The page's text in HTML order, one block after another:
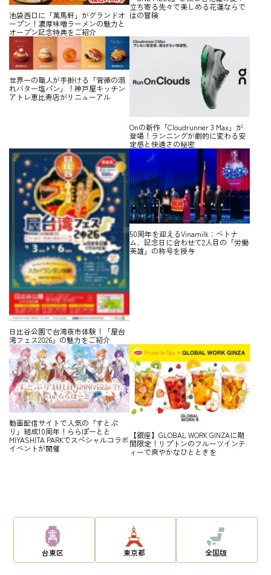
池袋西口に「萬馬軒」がグランドオ
ープン！濃厚味噌ラーメンの魅力と
オープン記念特典をご紹介
立ち寄る先々で楽しめる花蓮ならで
はの冒険
世界一の職人が手掛ける「背徳の溺
れバター塩パン」！神戸屋キッチン
アトレ恵比寿店がリニューアル
Onの新作「Cloudrunner 3 Max」が
登場！ランニングが劇的に変わる安
定感と快適さの秘密
日比谷公園で台湾夜市体験！「屋台
湾フェス2026」の魅力をご紹介
50周年を迎えるVinamilk：ベトナ
ム、記念日に合わせて2人目の「労働
英雄」の称号を授与
動画配信サイトで人気の「すとぷ
り」結成10周年！ららぽーとと
MIYASHITA PARKでスペシャルコラボ
イベントが開催
【銀座】GLOBAL WORK GINZAに期
間限定！リプトンのフルーツインテ
ィーで爽やかなひとときを
台東区 東京都 全国版